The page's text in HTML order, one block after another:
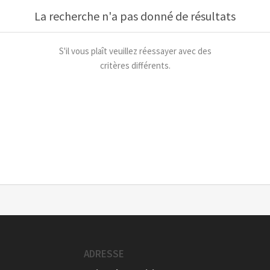
La recherche n'a pas donné de résultats
S'il vous plaît veuillez réessayer avec des
critères différents.
ADRESSE